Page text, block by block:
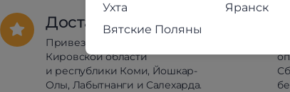
Доставка
Привезём в любой район
Кировской области
и республики Коми, Йошкар-
Олы, Лабытнанги и Салехарда.
Ухта
Яранск
Вятские Поляны